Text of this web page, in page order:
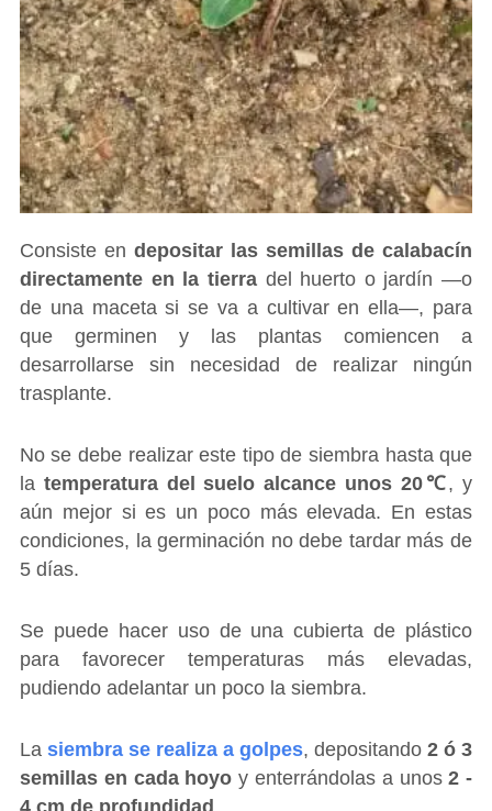
Consiste en depositar las semillas de calabacín
directamente en la tierradel huerto o jardín ―o
de una maceta si se va a cultivar en ella―, para
que germinen y las plantas comiencen a
desarrollarse sin necesidad de realizar ningún
trasplante.
No se debe realizar este tipo de siembra hasta que
la temperatura del suelo alcance unos 20℃, y
aún mejor si es un poco más elevada. En estas
condiciones, la germinación no debe tardar más de
5 días.
Se puede hacer uso de una cubierta de plástico
para favorecer temperaturas más elevadas,
pudiendo adelantar un poco la siembra.
La siembra se realiza a golpes, depositando2 ó 3
semillas en cada hoyo y enterrándolas a unos2 -